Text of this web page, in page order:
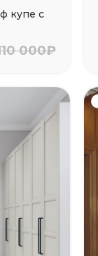
купе с
000₽